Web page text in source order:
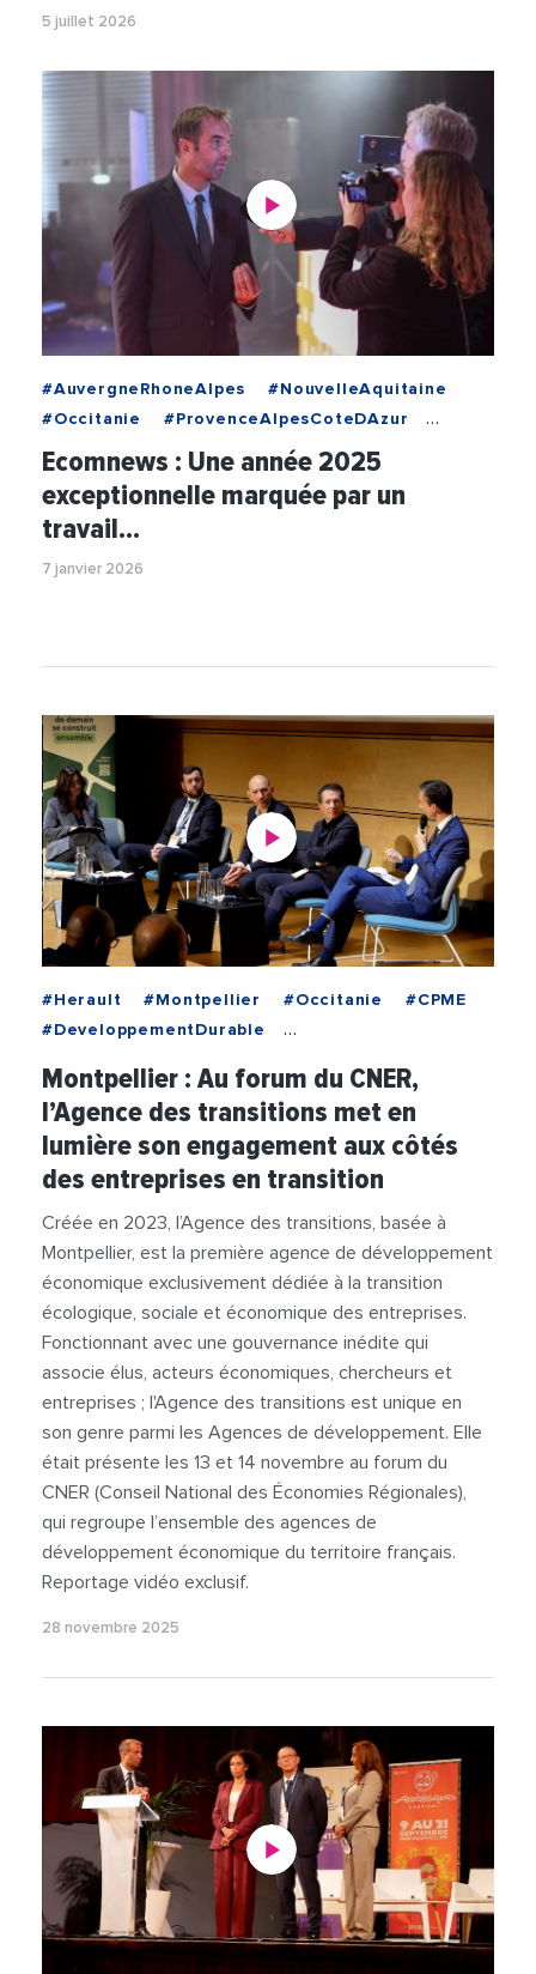
5 juillet 2026
#AuvergneRhoneAlpes
#NouvelleAquitaine
#Occitanie
#ProvenceAlpesCoteDAzur
#CaroleDelga
#Ecomnews
#FranckProust
#JalilBenabdillah
#JeanLouisMasson
#JeanLucMoudenc
#MichaelDelafosse
Ecomnews : Une année 2025
exceptionnelle marquée par un
travail…
7 janvier 2026
#Herault #Montpellier #Occitanie
#CPME
#DeveloppementDurable
#Entreprises
#JalilBenabdillah
#MEDEF
#MichaelDelafosse
#TransitionEcologique
#Videos
Montpellier : Au forum du CNER,
l’Agence des transitions met en
lumière son engagement aux côtés
des entreprises en transition
Créée en 2023, l’Agence des transitions, basée à
Montpellier, est la première agence de développement
économique exclusivement dédiée à la transition
écologique, sociale et économique des entreprises.
Fonctionnant avec une gouvernance inédite qui
associe élus, acteurs économiques, chercheurs et
entreprises ; l'Agence des transitions est unique en
son genre parmi les Agences de développement. Elle
était présente les 13 et 14 novembre au forum du
CNER (Conseil National des Économies Régionales),
qui regroupe l’ensemble des agences de
développement économique du territoire français.
Reportage vidéo exclusif.
28 novembre 2025